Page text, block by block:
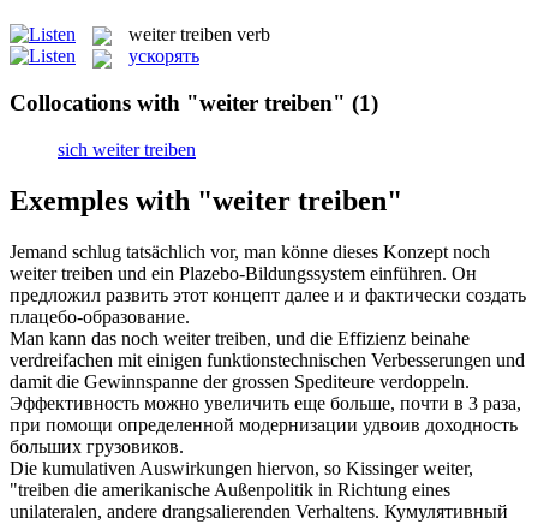
weiter treiben verb
ускорять
Collocations with "weiter treiben" (1)
sich weiter treiben
Exemples with "weiter treiben"
Jemand schlug tatsächlich vor, man könne dieses Konzept noch
weiter treiben und ein Plazebo-Bildungssystem einführen. Он
предложил развить этот концепт далее и и фактически создать
плацебо-образование.
Man kann das noch weiter treiben, und die Effizienz beinahe
verdreifachen mit einigen funktionstechnischen Verbesserungen und
damit die Gewinnspanne der grossen Spediteure verdoppeln.
Эффективность можно увеличить еще больше, почти в 3 раза,
при помощи определенной модернизации удвоив доходность
больших грузовиков.
Die kumulativen Auswirkungen hiervon, so Kissingerweiter,
"treiben die amerikanische Außenpolitik in Richtung eines
unilateralen, andere drangsalierenden Verhaltens. Кумулятивный